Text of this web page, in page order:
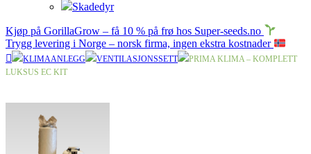
Skadedyr
Kjøp på GorillaGrow – få 10 % på frø hos Super-seeds.no
Trygg levering i Norge – norsk firma, ingen ekstra kostnader
KLIMAANLEGG VENTILASJONSSETT
PRIMA KLIMA – KOMPLETT
LUKSUS EC KIT